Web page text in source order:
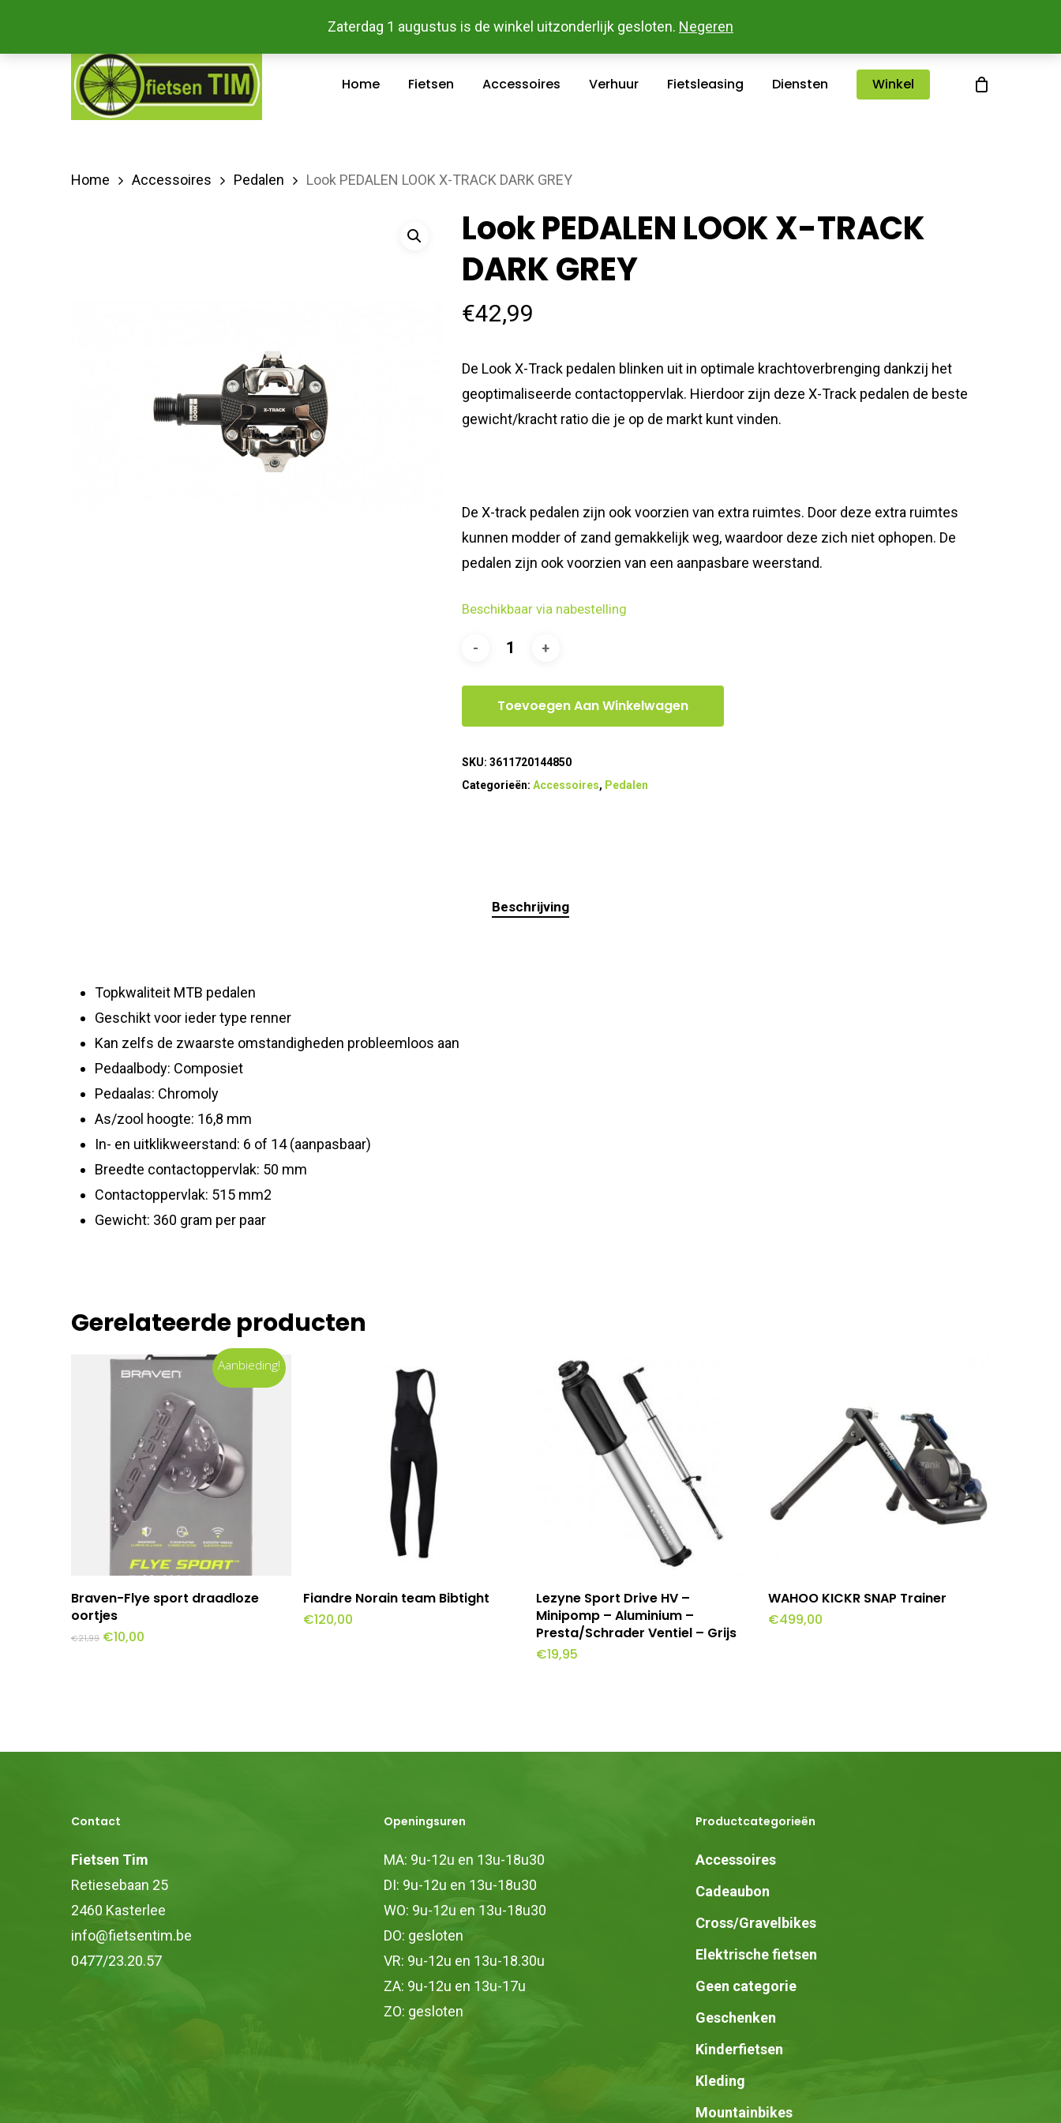
Zaterdag 1 augustus is de winkel uitzonderlijk gesloten. Negeren
Bestel En Betaal Makkelijk Online - Gratis Levering In Groot Kasterlee
Home Fietsen Accessoires Verhuur Fietsleasing Diensten Winkel
Home Accessoires Pedalen Look PEDALEN LOOK X-TRACK DARK GREY
Look PEDALEN LOOK X-TRACK
DARK GREY
€42,99
De Look X-Track pedalen blinken uit in optimale krachtoverbrenging dankzij het
geoptimaliseerde contactoppervlak. Hierdoor zijn deze X-Track pedalen de beste
gewicht/kracht ratio die je op de markt kunt vinden.
De X-track pedalen zijn ook voorzien van extra ruimtes. Door deze extra ruimtes
kunnen modder of zand gemakkelijk weg, waardoor deze zich niet ophopen. De
pedalen zijn ook voorzien van een aanpasbare weerstand.
Beschikbaar via nabestelling
Toevoegen Aan Winkelwagen
SKU: 3611720144850
Categorieën: Accessoires, Pedalen
Beschrijving
Topkwaliteit MTB pedalen
Geschikt voor ieder type renner
Kan zelfs de zwaarste omstandigheden probleemloos aan
Pedaalbody: Composiet
Pedaalas: Chromoly
As/zool hoogte: 16,8 mm
In- en uitklikweerstand: 6 of 14 (aanpasbaar)
Breedte contactoppervlak: 50 mm
Contactoppervlak: 515 mm2
Gewicht: 360 gram per paar
Gerelateerde producten
Aanbieding!
Toevoegen Aan Winkelwagen
Braven-Flye sport draadloze
oortjes
€21,99 Oorspronkelijke
prijs
€10,00
Opties Selecteren
product
productpagina
Fiandre Norain team Bibtight
€120,00
Toevoegen Aan Winkelwagen
Lezyne Sport Drive HV –
Minipomp – Aluminium –
Presta/Schrader Ventiel – Grijs
€19,95
Toevoegen Aan Winkelwagen
WAHOO KICKR SNAP Trainer
€499,00
Contact
Fietsen Tim
Retiesebaan 25
2460 Kasterlee
info@fietsentim.be
0477/23.20.57
Openingsuren
MA: 9u-12u en 13u-18u30
DI: 9u-12u en 13u-18u30
WO: 9u-12u en 13u-18u30
DO: gesloten
VR: 9u-12u en 13u-18.30u
ZA: 9u-12u en 13u-17u
ZO: gesloten
Productcategorieën
Accessoires
Cadeaubon
Cross/Gravelbikes
Elektrische fietsen
Geen categorie
Geschenken
Kinderfietsen
Kleding
Mountainbikes